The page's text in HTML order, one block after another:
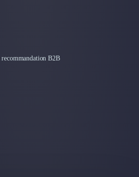
recommandation B2B